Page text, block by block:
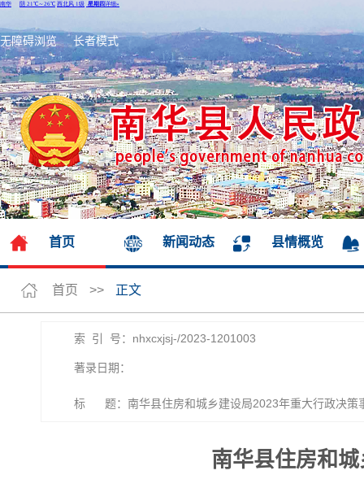
无障碍浏览 长者模式
首页 新闻动态 县情概览
首页 >> 正文
索 引 号：nhxcxjsj-/2023-1201003
著录日期：
标 题：南华县住房和城乡建设局2023年重大行政决策
南华县住房和